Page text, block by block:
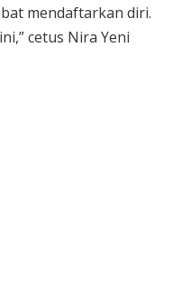
mendaftarkan diri.
cetus Nira Yeni